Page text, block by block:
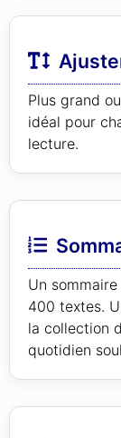
Plus grand
idéal pour
lecture.
Un
400 textes.
la collection
quotidien